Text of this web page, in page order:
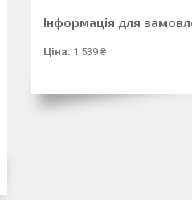
Інформація для
Ціна: 1 539 ₴